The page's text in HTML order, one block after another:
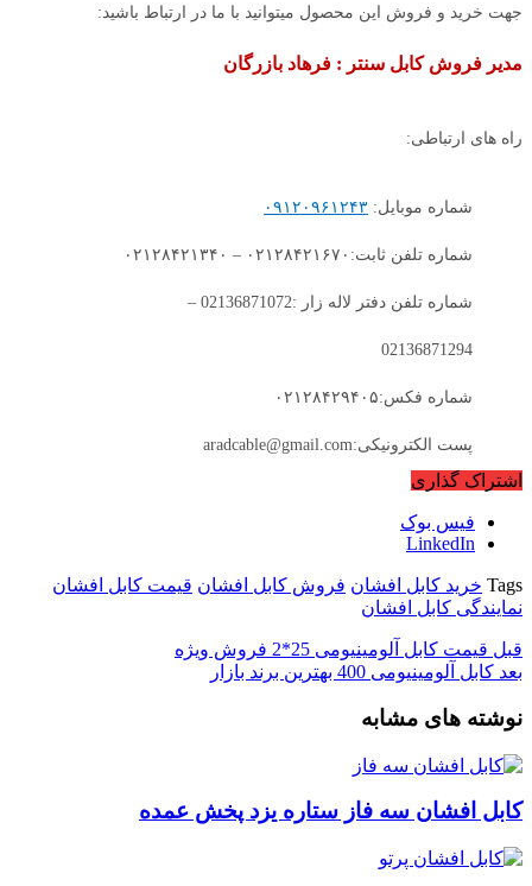
جهت خرید و فروش این محصول میتوانید با ما در ارتباط باشید:
مدیر فروش کابل سنتر : فرهاد بازرگان
راه های ارتباطی:
شماره موبایل: ۰۹۱۲۰۹۶۱۲۴۳
شماره تلفن ثابت:۰۲۱۲۸۴۲۱۶۷۰ – ۰۲۱۲۸۴۲۱۳۴۰
شماره تلفن دفتر لاله زار :02136871072 –
02136871294
شماره فکس:۰۲۱۲۸۴۲۹۴۰۵
پست الکترونیکی:aradcable@gmail.com
اشتراک گذاری
فیس بوک
LinkedIn
Tags خرید کابل افشان فروش کابل افشان قیمت کابل افشان
نمایندگی کابل افشان
قبل قیمت کابل آلومینیومی 25*2 فروش ویژه
بعد کابل آلومینیومی 400 بهترین برند بازار
نوشته های مشابه
کابل افشان سه فاز ستاره یزد پخش عمده